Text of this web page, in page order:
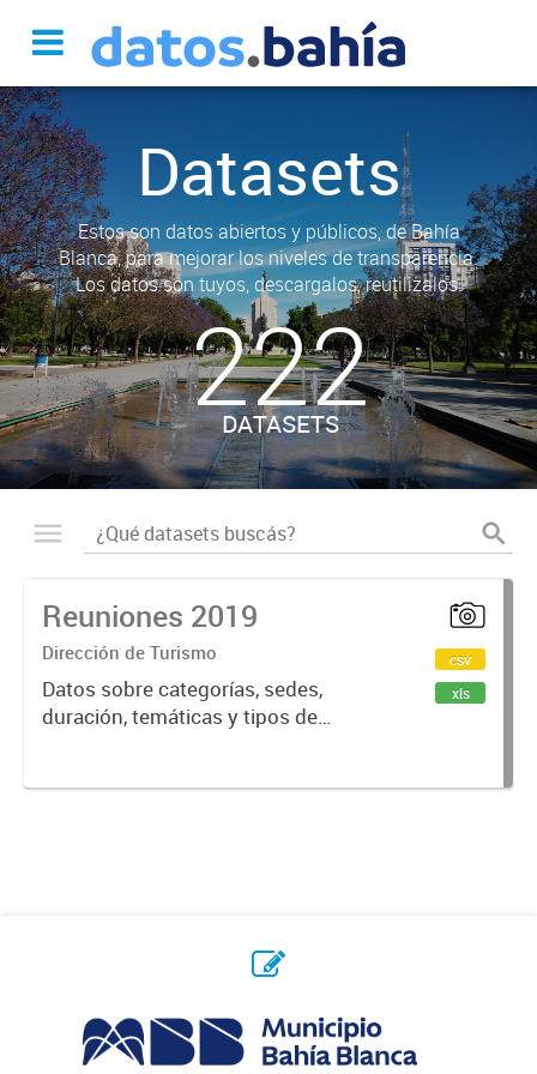
Datasets
Estos son datos abiertos y públicos, de Bahía
Blanca, para mejorar los niveles de transparencia.
Los datos son tuyos, descargalos, reutilizalos.
222
DATASETS
Reuniones 2019
Dirección de Turismo
Datos sobre categorías, sedes,
duración, temáticas y tipos de
csv
xls